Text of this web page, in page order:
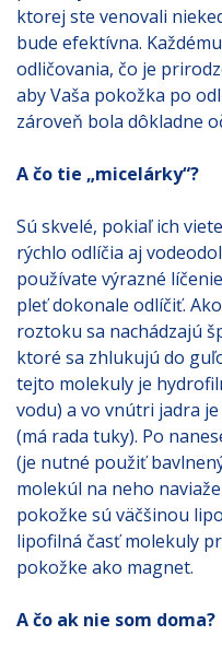
ktorej ste venovali
bude efektívna.
odličovania, čo je
aby Vaša pokožka po
zároveň bola dôkladne
A čo tie „micelárky“?
Sú skvelé, pokiaľ ich
rýchlo odlíčia aj
používate výrazné
pleť dokonale odlíčiť.
roztoku sa nachádzajú
ktoré sa zhlukujú do
tejto molekuly je
vodu) a vo vnútri jadra
(má rada tuky). Po
(je nutné použiť
molekúl na neho
pokožke sú väčšinou
lipofilná časť molekuly
pokožke ako magnet.
A čo ak nie som doma?